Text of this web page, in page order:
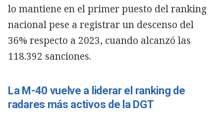
lo mantiene en el primer puesto del ranking
nacional pese a registrar un descenso del
36% respecto a 2023, cuando alcanzó las
118.392 sanciones.
La M-40 vuelve a liderar el ranking de
radares más activos de la DGT